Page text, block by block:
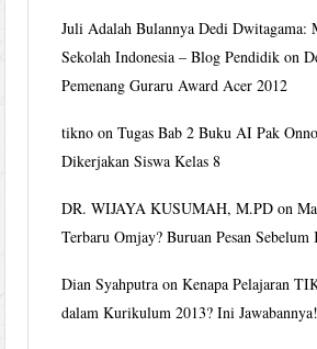
Juli Adalah Bulannya Dedi Dwitagama:
Sekolah Indonesia – Blog Pendidik on
Pemenang Guraru Award Acer 2012
tikno onTugas Bab 2 Buku AI Pak
Dikerjakan Siswa Kelas 8
DR. WIJAYA KUSUMAH, M.PD on
Terbaru Omjay? Buruan Pesan Sebelum
Dian Syahputra onKenapa Pelajaran
dalam Kurikulum 2013? Ini Jawabannya!